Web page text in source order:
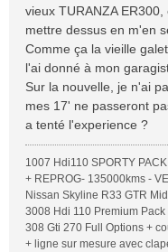
vieux TURANZA
mettre dessus en m'en
Comme ça la vieille
l'ai donné à mon
Sur la nouvelle, je n'ai
mes 17' ne passeront
a tenté l'experience ?
1007 Hdi110 SPORTY
+ REPROG- 135000kms -
Nissan Skyline R33 GTR
3008 Hdi 110 Premium
308 Gti 270 Full Options +
+ ligne sur mesure avec